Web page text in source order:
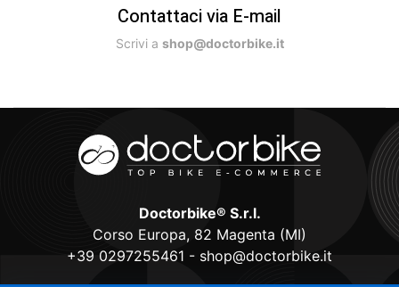
Contattaci via E-mail
Scrivi a shop@doctorbike.it
Doctorbike® S.r.l.
Corso Europa, 82 Magenta (MI)
+39 0297255461 - shop@doctorbike.it